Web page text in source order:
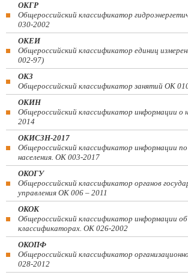
ОКГР
Общероссийский классификатор
030-2002
ОКЕИ
Общероссийский классификатор единиц
002-97)
ОКЗ
Общероссийский классификатор занятий ОК
ОКИН
Общероссийский классификатор информации о
2014
ОКИСЗН-2017
Общероссийский классификатор информации
населения. ОК 003-2017
ОКОГУ
Общероссийский классификатор органов
управления ОК 006 – 2011
ОКОК
Общероссийский классификатор информации
классификаторах. ОК 026-2002
ОКОПФ
Общероссийский классификатор
028-2012